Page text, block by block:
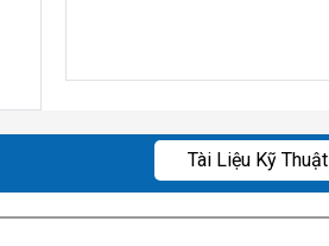
Tài Liệu Kỹ Thuật